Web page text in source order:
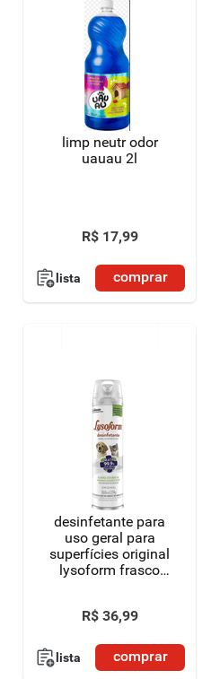
limp neutr odor
uauau 2l
R$ 17,99
lista comprar
desinfetante para
uso geral para
superfícies original
lysoform frasco
R$ 36,99
lista comprar